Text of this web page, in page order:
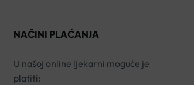
NAČINI PLAĆANJA
U našoj online ljekarni moguće je
platiti: